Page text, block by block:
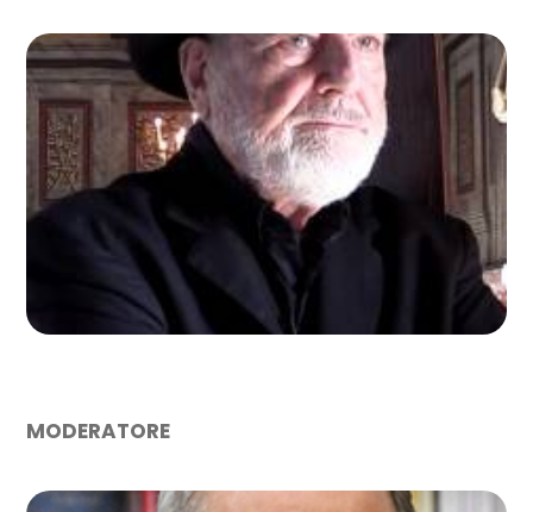
MICHELANGELO PISTOLETTO
CITTADELLARTE
MODERATORE